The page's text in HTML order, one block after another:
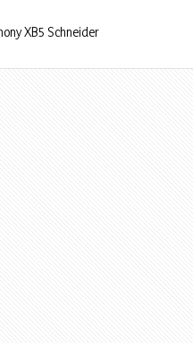
XB5 Schneider